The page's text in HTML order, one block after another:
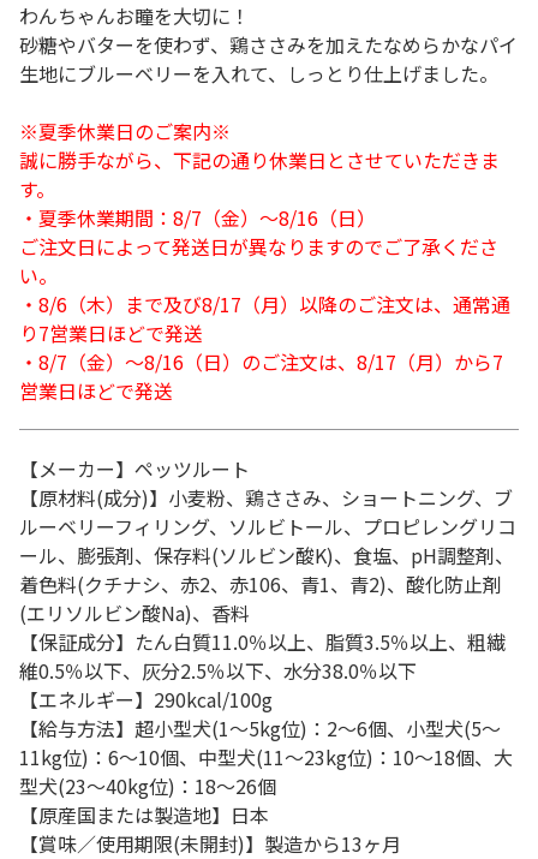
わんちゃんお瞳を大切に！
砂糖やバターを使わず、鶏ささみを加えたなめらかなパイ
生地にブルーベリーを入れて、しっとり仕上げました。
※夏季休業日のご案内※
誠に勝手ながら、下記の通り休業日とさせていただきま
す。
・夏季休業期間：8/7（金）～8/16（日）
ご注文日によって発送日が異なりますのでご了承くださ
い。
・8/6（木）まで及び8/17（月）以降のご注文は、通常通
り7営業日ほどで発送
・8/7（金）～8/16（日）のご注文は、8/17（月）から7
営業日ほどで発送
【メーカー】ペッツルート
【原材料(成分)】小麦粉、鶏ささみ、ショートニング、ブ
ルーベリーフィリング、ソルビトール、プロピレングリコ
ール、膨張剤、保存料(ソルビン酸K)、食塩、pH調整剤、
着色料(クチナシ、赤2、赤106、青1、青2)、酸化防止剤
(エリソルビン酸Na)、香料
【保証成分】たん白質11.0％以上、脂質3.5％以上、粗繊
維0.5％以下、灰分2.5％以下、水分38.0％以下
【エネルギー】290kcal/100g
【給与方法】超小型犬(1～5kg位)：2～6個、小型犬(5～
11kg位)：6～10個、中型犬(11～23kg位)：10～18個、大
型犬(23～40kg位)：18～26個
【原産国または製造地】日本
【賞味／使用期限(未開封)】製造から13ヶ月